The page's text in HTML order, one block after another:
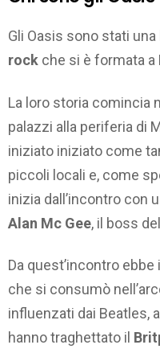
Gli Oasis sono stati una
rock che si è formata
La loro storia comincia
palazzi alla periferia di
iniziato iniziato come
piccoli locali e, come
inizia dall’incontro con
Alan Mc Gee, il boss
Da quest’incontro
che si consumò
influenzati dai Beatles,
hanno traghettato il